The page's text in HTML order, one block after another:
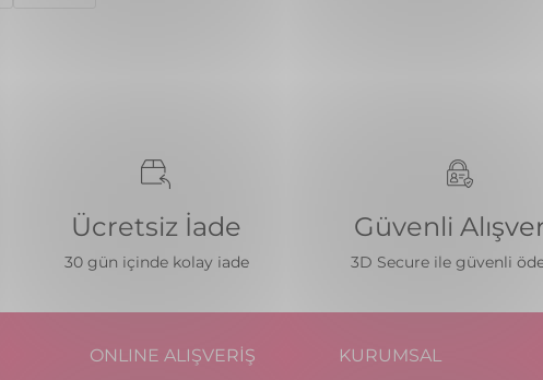
Ücretsiz İade
30 gün içinde kolay iade
Güvenli
3D Secure ile güvenli
ONLINE ALIŞVERİŞ KURUMSAL